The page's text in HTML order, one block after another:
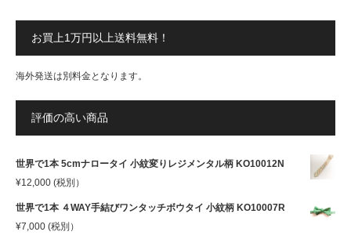
お買上1万円以上送料無料！
海外発送は別料金となります。
評価の高い商品
世界で1本 5cmナロータイ 小紋変りレジメンタル柄 KO10012N
¥12,000 (税別）
世界で1本 ４WAY手結びワンタッチボウタイ 小紋柄 KO10007R
¥7,000 (税別）